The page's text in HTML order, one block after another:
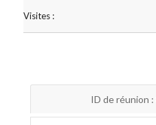
Visites :
ID de réunion :